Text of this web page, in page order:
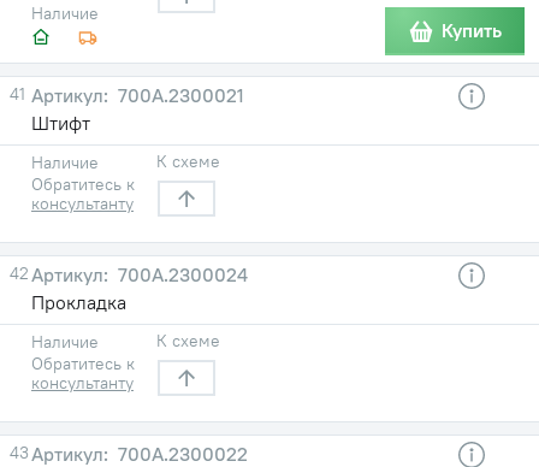
Наличие
Купить
41
700А.2300021
Штифт
Наличие
Обратитесь к
консультанту
К схеме
42
700А.2300024
Прокладка
Наличие
Обратитесь к
консультанту
К схеме
43
700А.2300022